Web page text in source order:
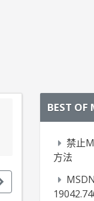
BEST OF
禁止
方法